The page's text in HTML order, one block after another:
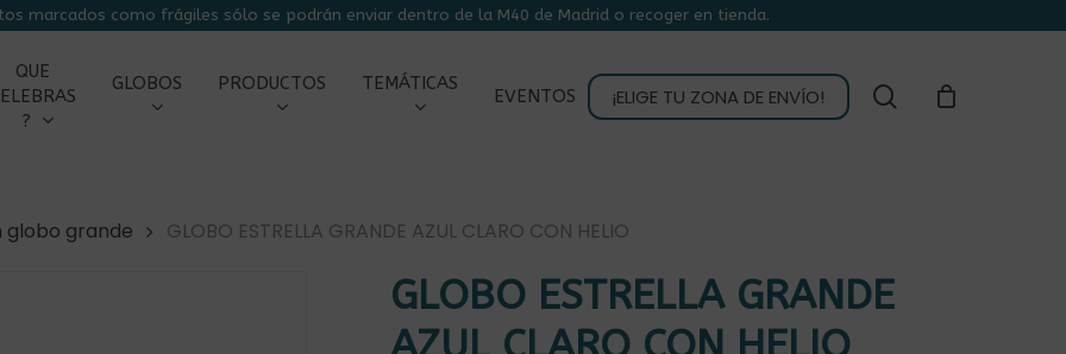
marcados como frágiles sólo se podrán enviar dentro de la M40 de Madrid o recoger en tienda.
QUE
?
GLOBOS PRODUCTOS TEMÁTICAS
EVENTOS ¡ELIGE TU ZONA DE ENVÍO! buscar
globo grande GLOBO ESTRELLA GRANDE AZUL CLARO CON HELIO
GLOBO ESTRELLA GRANDE